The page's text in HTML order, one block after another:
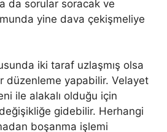
da sorular soracak ve
yine dava çekişmeliye
iki taraf uzlaşmış olsa
düzenleme yapabilir. Velayet
ile alakalı olduğu için
gidebilir. Herhangi
boşanma işlemi